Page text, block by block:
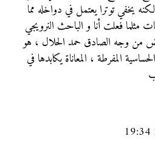
يخفي توترا يعتمل في دواخله مما
مثلما فعلت أنا و الباحث النرويجي
من وجه الصادق حمد الحلال ، هو
المفرطة ، المعاناة يكابدها في